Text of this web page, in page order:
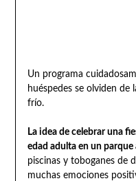
Un programa
huéspedes se olviden de
frío.
La idea de celebrar una
edad adulta en un
piscinas y toboganes de
muchas emociones